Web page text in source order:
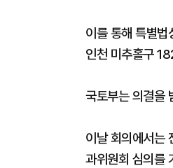
이를 통해 특별법
인천 미추홀구
국토부는 의결을
이날 회의에서는
과위원회 심의를